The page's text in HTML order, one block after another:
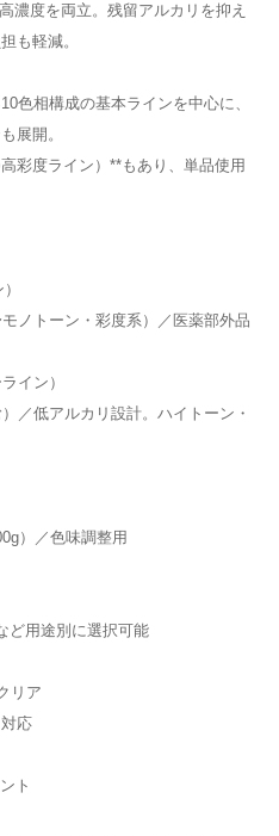
濃度を両立。残留アルカリを抑え
も軽減。
色相構成の基本ラインを中心に、
展開。
彩度ライン）**もあり、単品使用
ノトーン・彩度系）／医薬部外品
イン）
／低アルカリ設計。ハイトーン・
）／色味調整用
ど用途別に選択可能
リア
応
ト